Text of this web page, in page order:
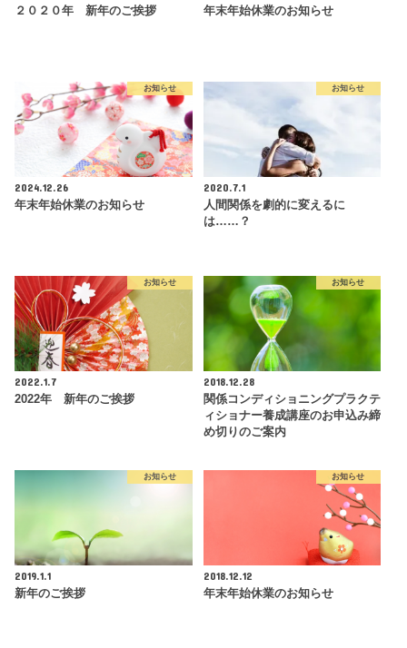
２０２０年 新年のご挨拶 年末年始休業のお知らせ
お知らせ
2024.12.26
年末年始休業のお知らせ
お知らせ
2020.7.1
人間関係を劇的に変えるに
は……？
お知らせ
2022.1.7
2022年 新年のご挨拶
お知らせ
2018.12.28
関係コンディショニングプラクテ
ィショナー養成講座のお申込み締
め切りのご案内
お知らせ
2019.1.1
新年のご挨拶
お知らせ
2018.12.12
年末年始休業のお知らせ